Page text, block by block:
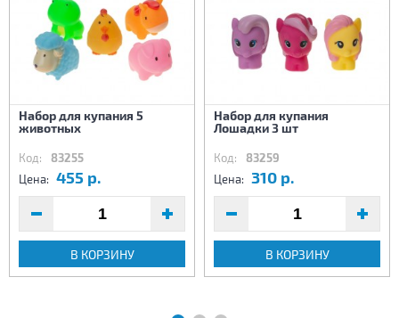
Набор для купания 5
животных
Код: 83255
Цена: 455 р.
В КОРЗИНУ
Набор для купания
Лошадки 3 шт
Код: 83259
Цена: 310 р.
В КОРЗИНУ